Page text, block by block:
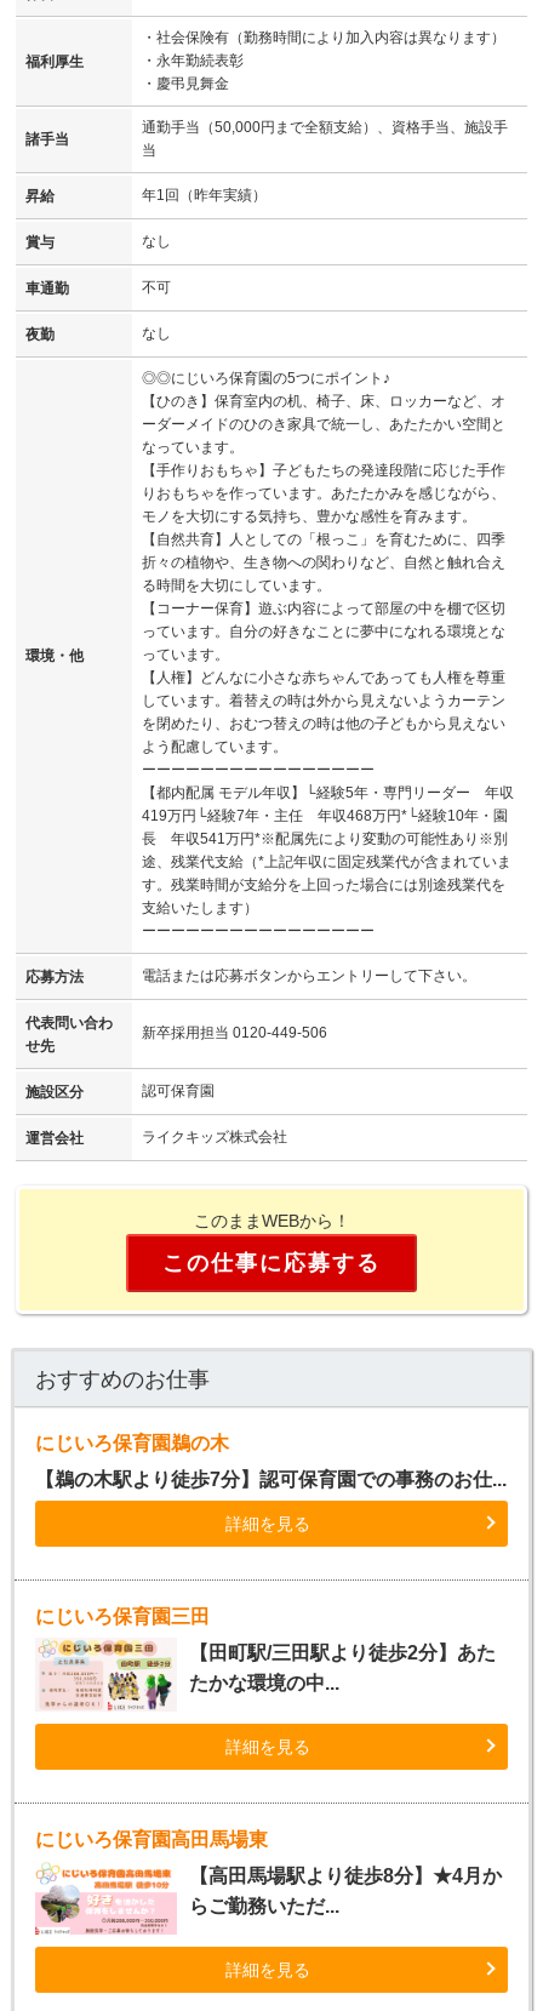
福利厚生
・社会保険有（勤務時間により加入内容は異なります）
・永年勤続表彰
・慶弔見舞金
諸手当
通勤手当（50,000円まで全額支給）、資格手当、施設手
当
昇給 年1回（昨年実績）
賞与 なし
車通勤 不可
夜勤 なし
環境・他
◎◎にじいろ保育園の5つにポイント♪
【ひのき】保育室内の机、椅子、床、ロッカーなど、オ
ーダーメイドのひのき家具で統一し、あたたかい空間と
なっています。
【手作りおもちゃ】子どもたちの発達段階に応じた手作
りおもちゃを作っています。あたたかみを感じながら、
モノを大切にする気持ち、豊かな感性を育みます。
【自然共育】人としての「根っこ」を育むために、四季
折々の植物や、生き物への関わりなど、自然と触れ合え
る時間を大切にしています。
【コーナー保育】遊ぶ内容によって部屋の中を棚で区切
っています。自分の好きなことに夢中になれる環境とな
っています。
【人権】どんなに小さな赤ちゃんであっても人権を尊重
しています。着替えの時は外から見えないようカーテン
を閉めたり、おむつ替えの時は他の子どもから見えない
よう配慮しています。
ーーーーーーーーーーーーーーーー
【都内配属 モデル年収】└経験5年・専門リーダー 年収
419万円└経験7年・主任 年収468万円*└経験10年・園
長 年収541万円*※配属先により変動の可能性あり※別
途、残業代支給（*上記年収に固定残業代が含まれていま
す。残業時間が支給分を上回った場合には別途残業代を
支給いたします）
ーーーーーーーーーーーーーーーー
応募方法 電話または応募ボタンからエントリーして下さい。
代表問い合わ
せ先
新卒採用担当 0120-449-506
施設区分 認可保育園
運営会社 ライクキッズ株式会社
このままWEBから！
この仕事に応募する
おすすめのお仕事
にじいろ保育園鵜の木
【鵜の木駅より徒歩7分】認可保育園での事務のお仕...
詳細を見る
にじいろ保育園三田
【田町駅/三田駅より徒歩2分】あた
たかな環境の中...
詳細を見る
にじいろ保育園高田馬場東
【高田馬場駅より徒歩8分】★4月か
らご勤務いただ...
詳細を見る